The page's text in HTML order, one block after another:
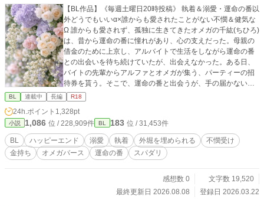
【BL作品】《毎週土曜日20時投稿》 執着＆溺愛・運命の番以
外どうでもいいα×誰からも愛されたことがない不憫＆健気な
Ω 誰からも愛されず、孤独に生きてきたオメガの千紘(ちひろ)
は、昔から運命の番に憧れがあり、心の支えだった。母親の
借金のために上京し、アルバイトで生活をしながら運命の番
との出会いを待ち続けていたが、出会えなかった。ある日、
バイトの先輩からアルファとオメガが集う、パーティーの招
待券を貰う。そこで、運命の番と出会うが、手の届かない存
在だということを知り、諦めていたところ、絡んできたアル
ファから運命の番に助けて貰った。 その後、ダンスに誘われ
踊った後、引き止められて発情してしまった。発情期中、優
しくしてもらったことに戸惑い、自分には不釣り合いだと感
じて逃げ出してしまう…… 不憫なオメガが運命の番と出会っ
て溺愛される、シンデレラストーリー♡ ★ハッピーエンド作
品です ※この作品は、BL作品です。苦手な方はそっと回れ右
させていただくことがありますのでご了承ください🙇‍♂️ ※フィ
クション作品です ※誤字脱字は見つけ次第訂正しますが、脳
BL 連載中 長編 R18
24h.ポイント 1,328pt
小説 1,086 位 / 228,909件 BL 183 位 / 31,453件
BL ハッピーエンド 溺愛 執着 外堀を埋められる
不憫受け
金持ち
オメガバース 運命の番 スパダリ
感想数 0
文字数 19,520
最終更新日 2026.08.08
登録日 2026.03.22